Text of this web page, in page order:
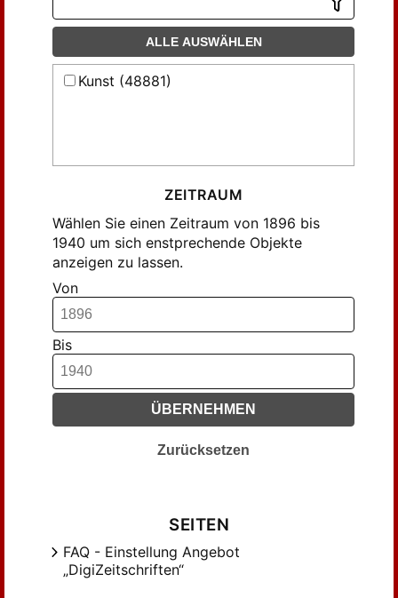
ALLE AUSWÄHLEN
Kunst (48881)
ZEITRAUM
Wählen Sie einen Zeitraum von 1896 bis
1940 um sich enstprechende Objekte
anzeigen zu lassen.
Von
Bis
ÜBERNEHMEN
Zurücksetzen
SEITEN
FAQ - Einstellung Angebot
„DigiZeitschriften“